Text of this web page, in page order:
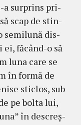
a surprins pri­
scap de stin­
semilună dis­
făcând-o să
luna care se
în formă de
sticlos, sub
pe bolta lui,
în des­creş­